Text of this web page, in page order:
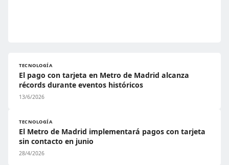
TECNOLOGÍA
El pago con tarjeta en Metro de Madrid alcanza
récords durante eventos históricos
13/6/2026
TECNOLOGÍA
El Metro de Madrid implementará pagos con tarjeta
sin contacto en junio
28/4/2026